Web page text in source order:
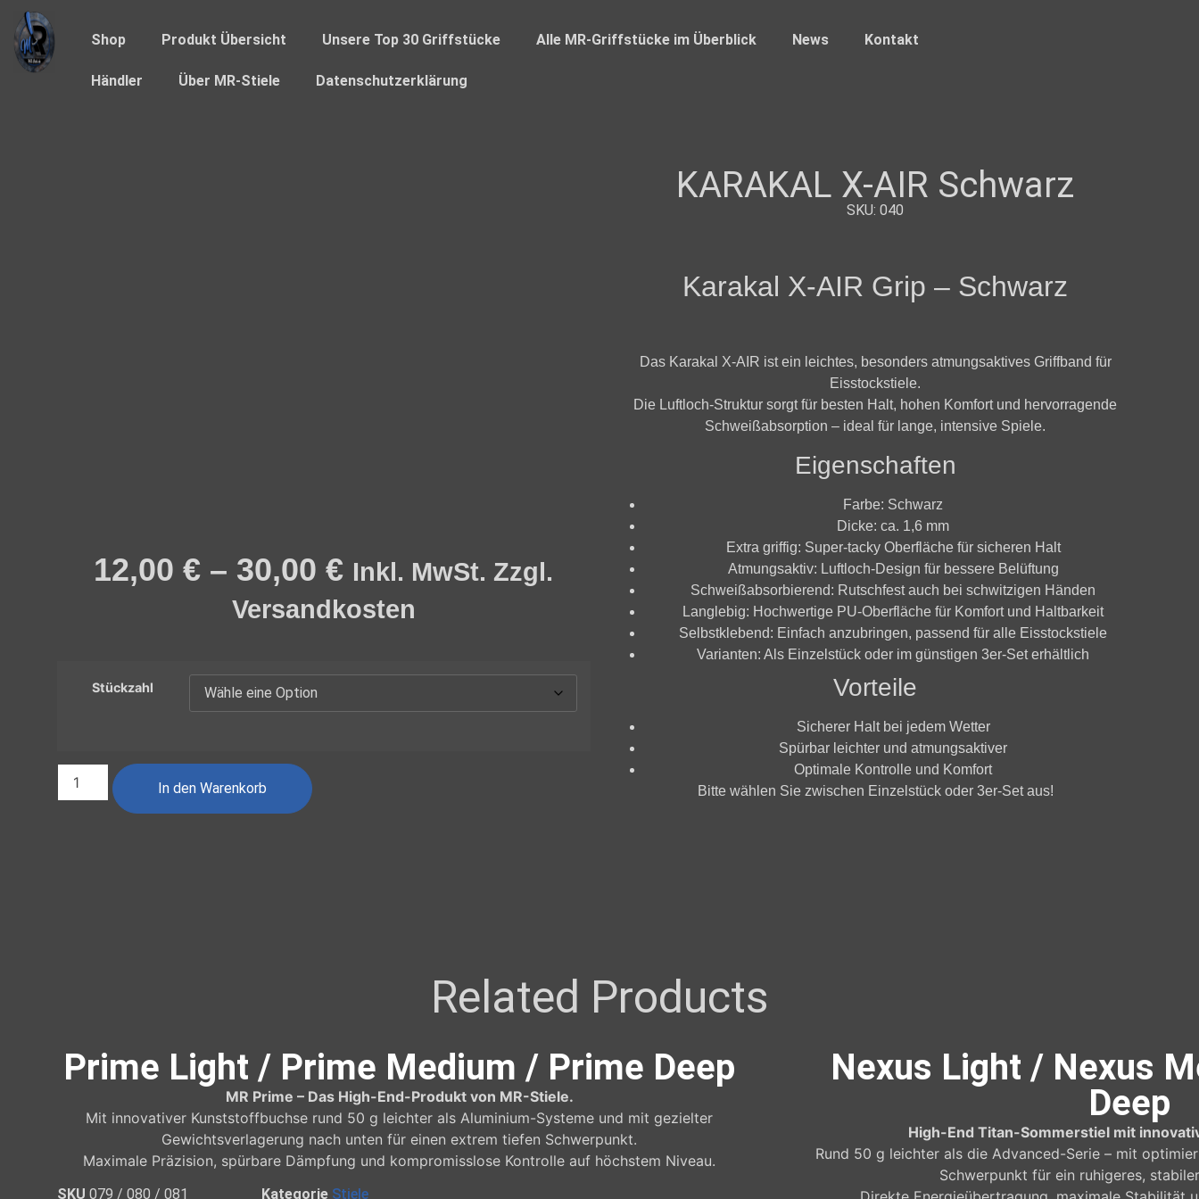
Shop Produkt Übersicht Unsere Top 30 Griffstücke Alle MR-Griffstücke im Überblick News Kontakt
Händler Über MR-Stiele Datenschutzerklärung
12,00€ – 30,00€ Inkl. MwSt. Zzgl.
Versandkosten
Stückzahl
In den Warenkorb
KARAKAL X-AIR Schwarz
SKU: 040
Karakal X-AIR Grip – Schwarz
Das Karakal X-AIR ist ein leichtes, besonders atmungsaktives Griffband für
Eisstockstiele.
Die Luftloch-Struktur sorgt für besten Halt, hohen Komfort und hervorragende
Schweißabsorption – ideal für lange, intensive Spiele.
Eigenschaften
Farbe: Schwarz
Dicke: ca. 1,6 mm
Extra griffig: Super-tacky Oberfläche für sicheren Halt
Atmungsaktiv: Luftloch-Design für bessere Belüftung
Schweißabsorbierend: Rutschfest auch bei schwitzigen Händen
Langlebig: Hochwertige PU-Oberfläche für Komfort und Haltbarkeit
Selbstklebend: Einfach anzubringen, passend für alle Eisstockstiele
Varianten: Als Einzelstück oder im günstigen 3er-Set erhältlich
Vorteile
Sicherer Halt bei jedem Wetter
Spürbar leichter und atmungsaktiver
Optimale Kontrolle und Komfort
Bitte wählen Sie zwischen Einzelstück oder 3er-Set aus!
Related Products
Prime Light / Prime Medium / Prime Deep
MR Prime – Das High-End-Produkt von MR-Stiele.
Mit innovativer Kunststoffbuchse rund 50 g leichter als Aluminium-Systeme und mit gezielter
Gewichtsverlagerung nach unten für einen extrem tiefen Schwerpunkt.
Maximale Präzision, spürbare Dämpfung und kompromisslose Kontrolle auf höchstem Niveau.
SKU 079 / 080 / 081 Kategorie Stiele
Nexus Light / Nexus
Deep
High-End Titan-Sommerstiel mit
Rund 50 g leichter als die Advanced-Serie – mit
Schwerpunkt für ein ruhigeres,